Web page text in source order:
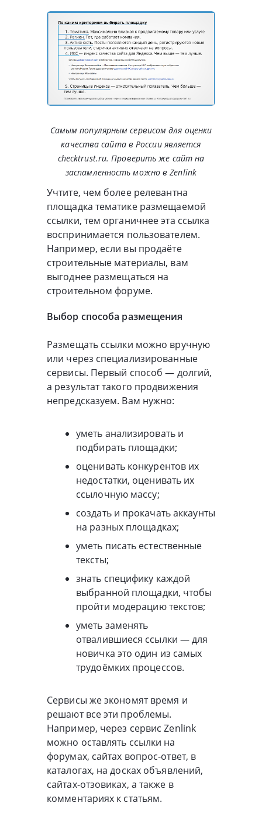
Самым популярным сервисом для оценки
качества сайта в России является
checktrust.ru. Проверить же сайт на
заспамленность можно в Zenlink
Учтите, чем более релевантна
площадка тематике размещаемой
ссылки, тем органичнее эта ссылка
воспринимается пользователем.
Например, если вы продаёте
строительные материалы, вам
выгоднее размещаться на
строительном форуме.
Выбор способа размещения
Размещать ссылки можно вручную
или через специализированные
сервисы. Первый способ — долгий,
а результат такого продвижения
непредсказуем. Вам нужно:
уметь анализировать и
подбирать площадки;
оценивать конкурентов их
недостатки, оценивать их
ссылочную массу;
создать и прокачать аккаунты
на разных площадках;
уметь писать естественные
тексты;
знать специфику каждой
выбранной площадки, чтобы
пройти модерацию текстов;
уметь заменять
отвалившиеся ссылки — для
новичка это один из самых
трудоёмких процессов.
Сервисы же экономят время и
решают все эти проблемы.
Например, через сервис Zenlink
можно оставлять ссылки на
форумах, сайтах вопрос-ответ, в
каталогах, на досках объявлений,
сайтах-отзовиках, а также в
комментариях к статьям.